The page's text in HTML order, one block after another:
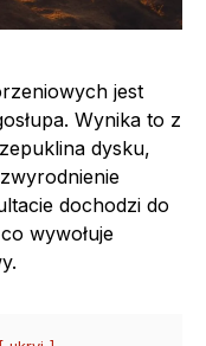
jest
Wynika to z
dysku,
dochodzi do
wywołuje